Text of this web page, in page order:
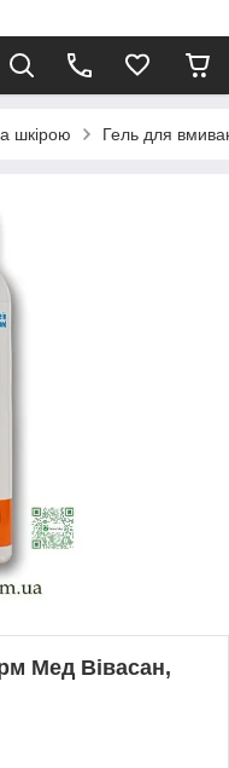
шкірою Гель для
Мед Вівасан,